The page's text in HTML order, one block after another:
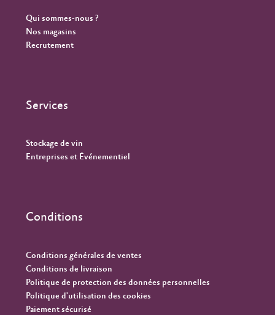
Qui sommes-nous ?
Nos magasins
Recrutement
Services
Stockage de vin
Entreprises et Événementiel
Conditions
Conditions générales de ventes
Conditions de livraison
Politique de protection des données personnelles
Politique d'utilisation des cookies
Paiement sécurisé